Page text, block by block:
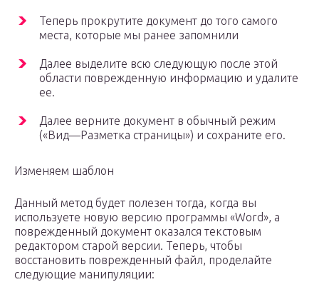
Теперь прокрутите документ до того самого
места, которые мы ранее запомнили
Далее выделите всю следующую после этой
области поврежденную информацию и удалите
ее.
Далее верните документ в обычный режим
(«Вид—Разметка страницы») и сохраните его.
Изменяем шаблон
Данный метод будет полезен тогда, когда вы
используете новую версию программы «Word», а
поврежденный документ оказался текстовым
редактором старой версии. Теперь, чтобы
восстановить поврежденный файл, проделайте
следующие манипуляции: